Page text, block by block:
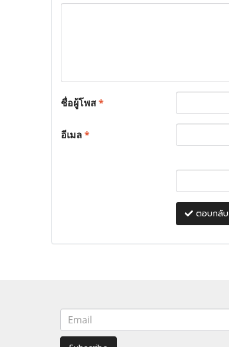
ชื่อผู้โพส*
อีเมล*
ตอบกลับ